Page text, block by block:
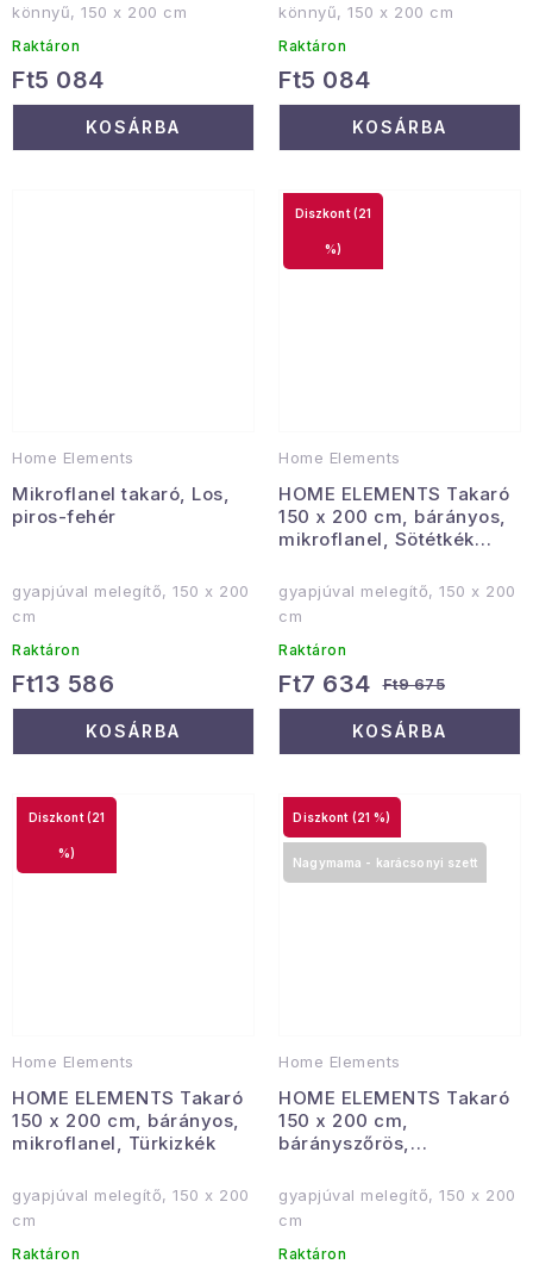
könnyű, 150 x 200 cm
Raktáron
Ft5 084
KOSÁRBA
könnyű, 150 x 200 cm
Raktáron
Ft5 084
KOSÁRBA
Home Elements
Mikroflanel takaró, Los,
piros-fehér
gyapjúval melegítő, 150 x 200
cm
Raktáron
Ft13 586
KOSÁRBA
Home Elements
HOME ELEMENTS Takaró
150 x 200 cm, bárányos,
mikroflanel, Sötétkék
(21
%)
gyapjúval melegítő, 150 x 200
cm
Raktáron
Ft7 634 Ft9 675
KOSÁRBA
Home Elements
HOME ELEMENTS Takaró
150 x 200 cm, bárányos,
mikroflanel, Türkizkék
(21
%)
gyapjúval melegítő, 150 x 200
cm
Raktáron
Home Elements
HOME ELEMENTS Takaró
150 x 200 cm,
bárányszőrös,
(21 %)
Nagymama - karácsonyi szett
gyapjúval melegítő, 150 x 200
cm
Raktáron